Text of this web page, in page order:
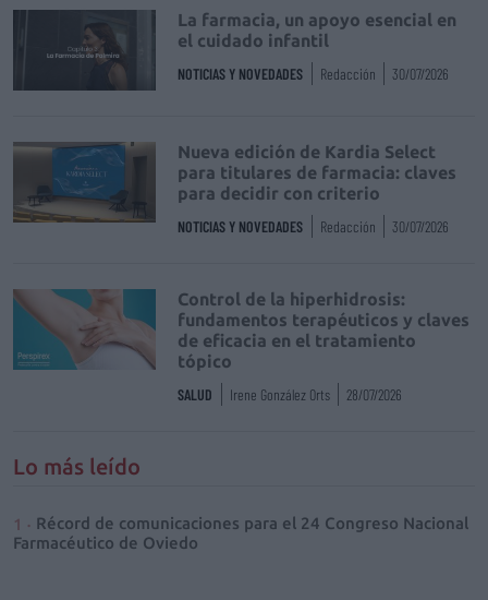
La farmacia, un apoyo esencial en
el cuidado infantil
NOTICIAS Y NOVEDADES Redacción 30/07/2026
Nueva edición de Kardia Select
para titulares de farmacia: claves
para decidir con criterio
NOTICIAS Y NOVEDADES Redacción 30/07/2026
Control de la hiperhidrosis:
fundamentos terapéuticos y claves
de eficacia en el tratamiento
tópico
SALUD Irene González Orts 28/07/2026
Lo más leído
Récord de comunicaciones para el 24 Congreso Nacional
Farmacéutico de Oviedo